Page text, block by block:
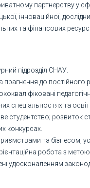
партнерству у
інноваційної,
та фінансових
підрозділ СНАУ.
прагнення до постійного
спеціальностях та
студентство; розвиток
конкурсах.
та бізнесом,
робота з метою
удосконаленням